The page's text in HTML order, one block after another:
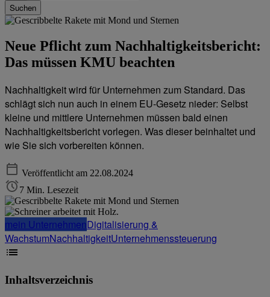
Suchen
Neue Pflicht zum Nachhaltigkeitsbericht:
Das müssen KMU beachten
Nachhaltigkeit wird für Unternehmen zum Standard. Das
schlägt sich nun auch in einem EU-Gesetz nieder: Selbst
kleine und mittlere Unternehmen müssen bald einen
Nachhaltigkeitsbericht vorlegen. Was dieser beinhaltet und
wie Sie sich vorbereiten können.
Veröffentlicht am 22.08.2024
7 Min. Lesezeit
mein UnternehmenDigitalisierung &
WachstumNachhaltigkeitUnternehmenssteuerung
Inhaltsverzeichnis